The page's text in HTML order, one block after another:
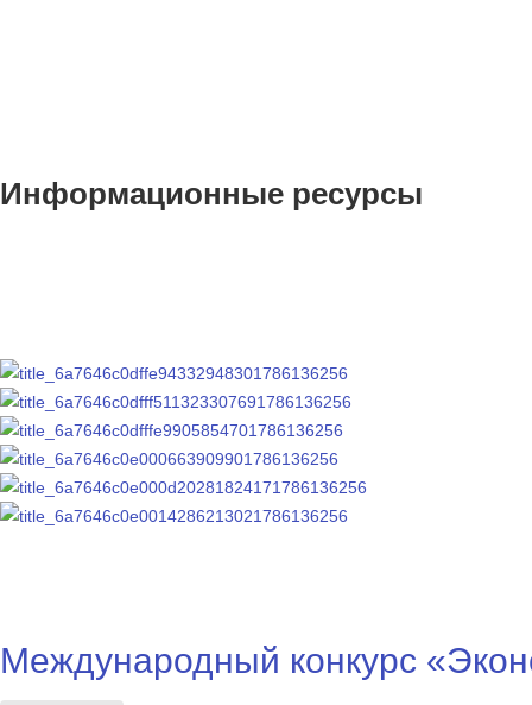
Информационные ресурсы
Международный конкурс